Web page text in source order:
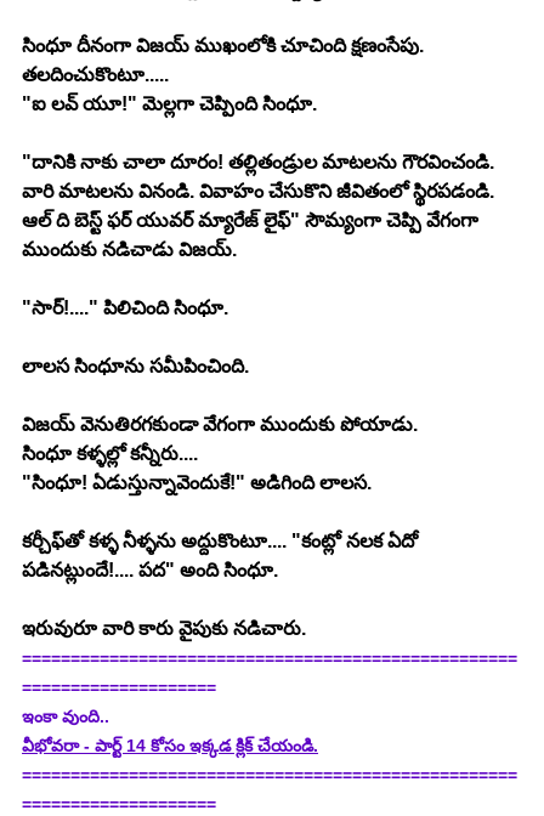
సింధూ దీనంగా విజయ్ ముఖంలోకి చూచింది క్షణంసేపు.
తలదించుకొంటూ.....
"ఐ లవ్ యూ!" మెల్లగా చెప్పింది సింధూ.
"దానికి నాకు చాలా దూరం! తల్లితండ్రుల మాటలను గౌరవించండి.
వారి మాటలను వినండి. వివాహం చేసుకొని జీవితంలో స్థిరపడండి.
ఆల్ ది బెస్ట్ ఫర్ యువర్ మ్యారేజ్ లైఫ్" సౌమ్యంగా చెప్పి వేగంగా
ముందుకు నడిచాడు విజయ్.
"సార్!...." పిలిచింది సింధూ.
లాలస సింధూను సమీపించింది.
విజయ్ వెనుతిరగకుండా వేగంగా ముందుకు పోయాడు.
సింధూ కళ్ళల్లో కన్నీరు....
"సింధూ! ఏడుస్తున్నావెందుకే!" అడిగింది లాలస.
కర్చీఫ్‍తో కళ్ళ నీళ్ళను అద్దుకొంటూ.... "కంట్లో నలక ఏదో
పడినట్లుందే!.... పద" అంది సింధూ.
ఇరువురూ వారి కారు వైపుకు నడిచారు.
===================================================
====================
ఇంకా వుంది..
వీభోవరా - పార్ట్ 14 కోసం ఇక్కడ క్లిక్ చేయండి.
===================================================
====================